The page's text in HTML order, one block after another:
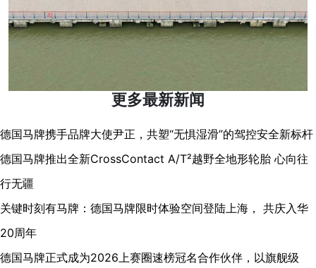
更多最新新闻
德国马牌携手品牌大使尹正，共塑“无惧湿滑”的驾控安全新标杆
德国马牌推出全新CrossContact A/T²越野全地形轮胎 心向往
行无疆
关键时刻有马牌：德国马牌限时体验空间登陆上海， 共庆入华
20周年
德国马牌正式成为2026上赛圈速榜冠名合作伙伴，以旗舰级